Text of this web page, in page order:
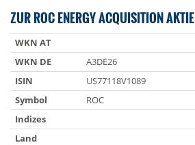
ZUR ROC ENERGY ACQUISITION AKTIE
WKN AT
WKN DE
A3DE26
ISIN
US77118V1089
Symbol
ROC
Indizes
Land